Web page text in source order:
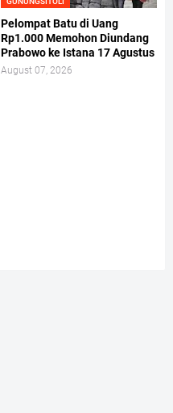
Pelompat Batu di Uang
Rp1.000 Memohon Diundang
Prabowo ke Istana 17 Agustus
August 07, 2026